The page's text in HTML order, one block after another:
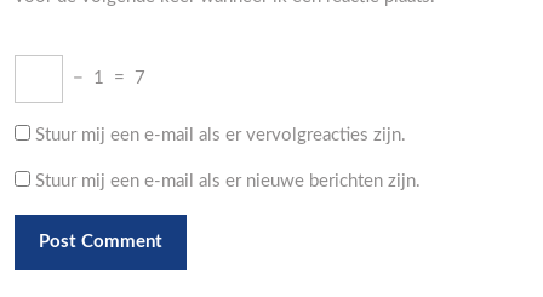
− 1 = 7
Stuur mij een e-mail als er vervolgreacties zijn.
Stuur mij een e-mail als er nieuwe berichten zijn.